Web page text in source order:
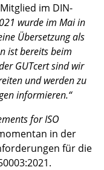
im DIN-
wurde im Mai in
Übersetzung als
ist bereits beim
GUTcert sind wir
und werden zu
informieren.“
for ISO
in der
für die